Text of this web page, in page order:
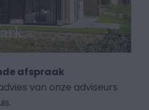
afspraak
van onze adviseurs